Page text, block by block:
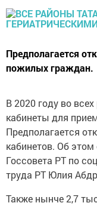
Предполагается
пожилых граждан.
В 2020 году во
кабинеты для
Предполагается
кабинетов. Об
Госсовета РТ по
труда РТ Юлия
Также нынче 2,7